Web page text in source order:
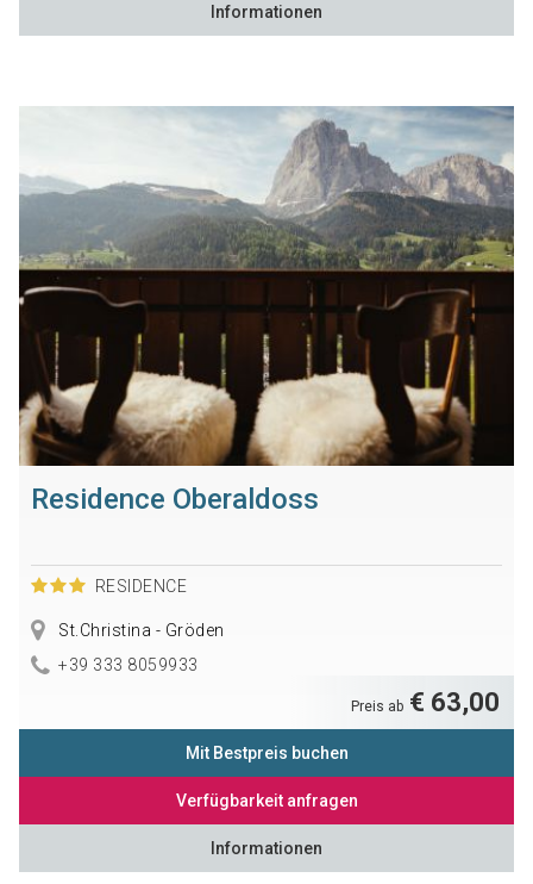
Informationen
Residence Oberaldoss
RESIDENCE
St.Christina - Gröden
+39 333 8059933
Preis ab € 63,00
Mit Bestpreis buchen
Verfügbarkeit anfragen
Informationen